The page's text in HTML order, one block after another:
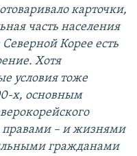
карточки,
часть населения
Корее есть
Хотя
условия тоже
х, основным
правами – и жизнями
гражданами